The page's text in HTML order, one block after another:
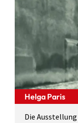
Helga Paris
Die